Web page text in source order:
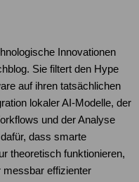
Innovationen
Sie filtert den Hype
auf ihren tatsächlichen
lokaler AI-Modelle, der
und der Analyse
dass smarte
theoretisch funktionieren,
messbar effizienter